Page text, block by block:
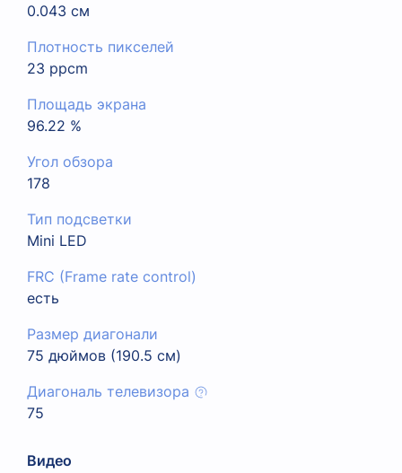
0.043 см
Плотность пикселей
23 ppcm
Площадь экрана
96.22 %
Угол обзора
178
Тип подсветки
Mini LED
FRC (Frame rate control)
есть
Размер диагонали
75 дюймов (190.5 см)
Диагональ телевизора
75
Видео